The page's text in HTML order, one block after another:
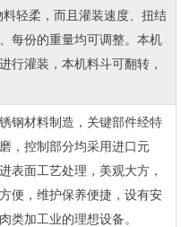
轻柔，而且灌装速度、扭结
每份的重量均可调整。本机
行灌装，本机料斗可翻转，
钢材料制造，关键部件经特
，控制部分均采用进口元
表面工艺处理，美观大方，
便，维护保养便捷，设有安
类加工业的理想设备。